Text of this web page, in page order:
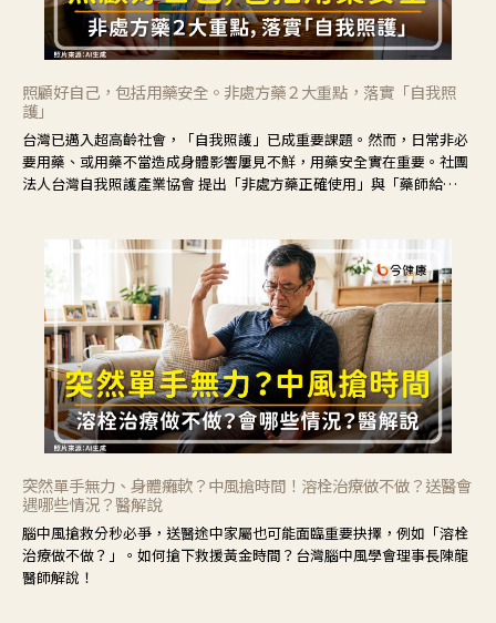
照顧好自己，包括用藥安全。非處方藥２大重點，落實「自我照
護」
台灣已邁入超高齡社會，「自我照護」已成重要課題。然而，日常非必
要用藥、或用藥不當造成身體影響屢見不鮮，用藥安全實在重要。社團
法人台灣自我照護產業協會 提出「非處方藥正確使用」與「藥師給
突然單手無力、身體癱軟？中風搶時間！溶栓治療做不做？送醫會
遇哪些情況？醫解說
腦中風搶救分秒必爭，送醫途中家屬也可能面臨重要抉擇，例如「溶栓
治療做不做？」。如何搶下救援黃金時間？台灣腦中風學會理事長陳龍
醫師解說！